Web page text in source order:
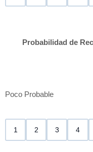
Probabilidad de
Poco Probable
1 2 3 4